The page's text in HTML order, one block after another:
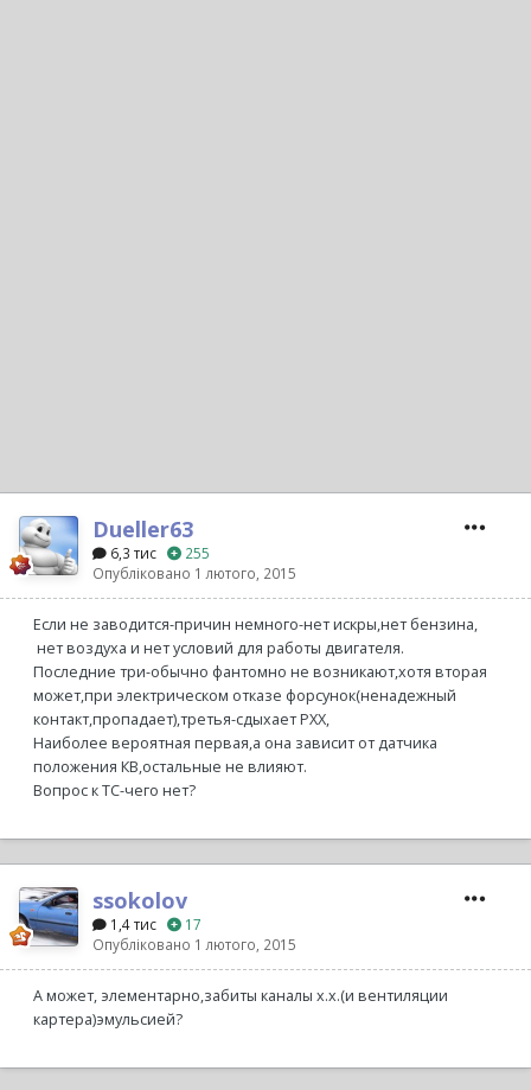
Dueller63
6,3 тис
255
Опубліковано 1 лютого, 2015
Если не заводится-причин немного-нет искры,нет бензина,
нет воздуха и нет условий для работы двигателя.
Последние три-обычно фантомно не возникают,хотя вторая
может,при электрическом отказе форсунок(ненадежный
контакт,пропадает),третья-сдыхает РХХ,
Наиболее вероятная первая,а она зависит от датчика
положения КВ,остальные не влияют.
Вопрос к ТС-чего нет?
ssokolov
1,4 тис
17
Опубліковано 1 лютого, 2015
А может, элементарно,забиты каналы х.х.(и вентиляции
картера)эмульсией?